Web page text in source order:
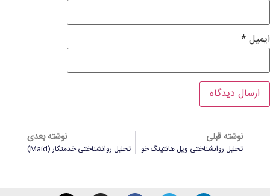
ایمیل*
نوشته قبلی
تحلیل روانشناختی ویل هانتینگ خوب (Good Will Hunting)
نوشته بعدی
تحلیل روانشناختی خدمتکار (Maid)